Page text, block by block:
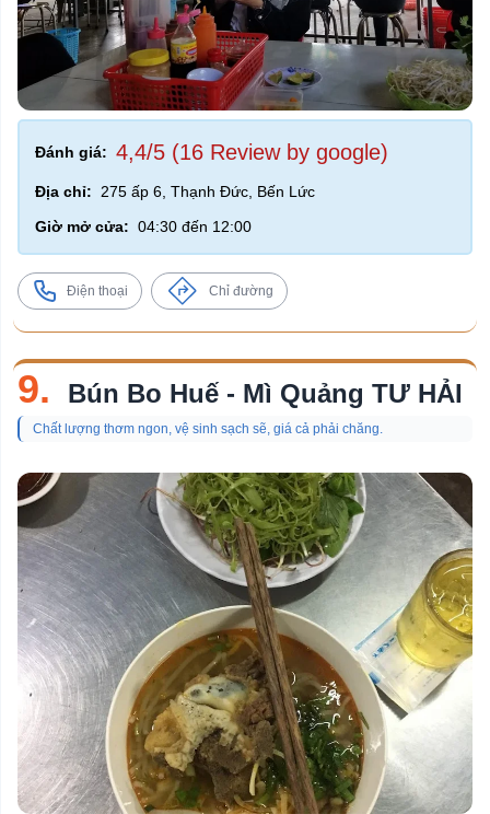
Đánh giá: 4,4/5 (16 Review by google)
Địa chỉ:
275 ấp 6, Thạnh Đức, Bến Lức
Giờ mở cửa: 04:30 đến 12:00
Điện thoại Chỉ đường
9. Bún Bo Huế - Mì Quảng TƯ HẢI
Chất lượng thơm ngon, vệ sinh sạch sẽ, giá cả phải chăng.